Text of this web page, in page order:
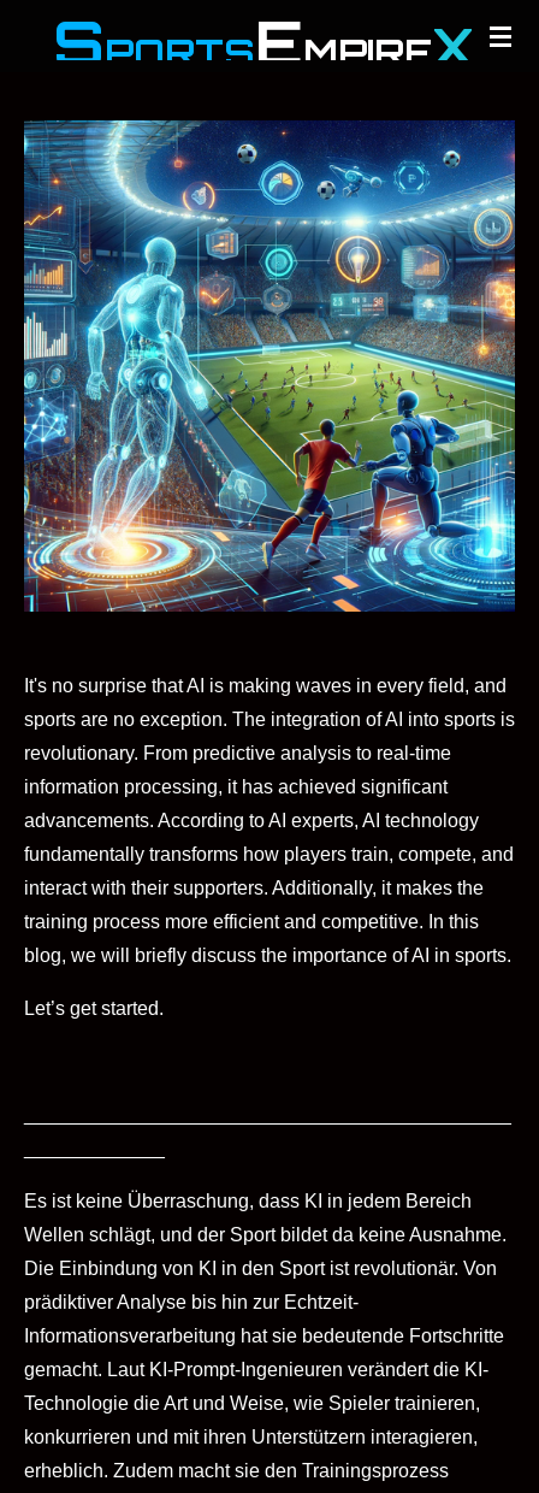
Hauptinhalt
SPORTSEMPIREX
It's no surprise that AI is making waves in every field, and
sports are no exception. The integration of AI into sports is
revolutionary. From predictive analysis to real-time
information processing, it has achieved significant
advancements. According to AI experts, AI technology
fundamentally transforms how players train, compete, and
interact with their supporters. Additionally, it makes the
training process more efficient and competitive. In this
blog, we will briefly discuss the importance of AI in sports.
Let’s get started.
Es ist keine Überraschung, dass KI in jedem Bereich
Wellen schlägt, und der Sport bildet da keine Ausnahme.
Die Einbindung von KI in den Sport ist revolutionär. Von
prädiktiver Analyse bis hin zur Echtzeit-
Informationsverarbeitung hat sie bedeutende Fortschritte
gemacht. Laut KI-Prompt-Ingenieuren verändert die KI-
Technologie die Art und Weise, wie Spieler trainieren,
konkurrieren und mit ihren Unterstützern interagieren,
erheblich. Zudem macht sie den Trainingsprozess